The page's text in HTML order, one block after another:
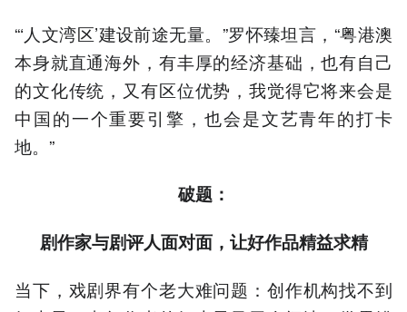
“‘人文湾区’建设前途无量。”罗怀臻坦言，“粤港澳
本身就直通海外，有丰厚的经济基础，也有自己
的文化传统，又有区位优势，我觉得它将来会是
中国的一个重要引擎，也会是文艺青年的打卡
地。”
破题：
剧作家与剧评人面对面，让好作品精益求精
当下，戏剧界有个老大难问题：创作机构找不到